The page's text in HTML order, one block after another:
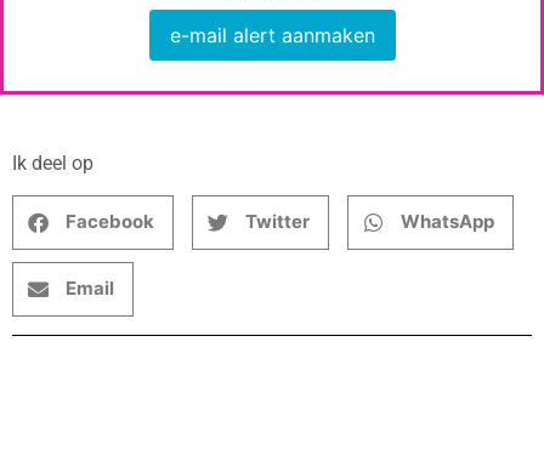
e-mail alert aanmaken
Ik deel op
Facebook Twitter WhatsApp
Email